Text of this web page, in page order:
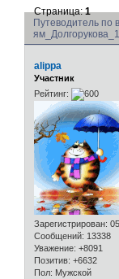
Путеводитель по
Страница:1
alippa
Участник
Рейтинг:
Зарегистрирован:
Сообщений: 13338
Уважение: +8091
Позитив: +6632
Пол: Мужской